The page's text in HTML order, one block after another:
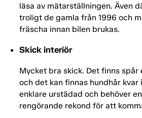
läsa av mätarställningen. Även
troligt de gamla från 1996 och
fräscha innan bilen brukas.
Skick interiör
Mycket bra skick. Det finns spår
och det kan finnas hundhår kvar
enklare urstädad och behöver
rengörande rekond för att